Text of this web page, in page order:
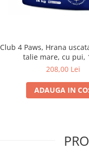
Club 4 Paws, Hrana
talie mare, cu pui,
208,00 Lei
ADAUGA IN